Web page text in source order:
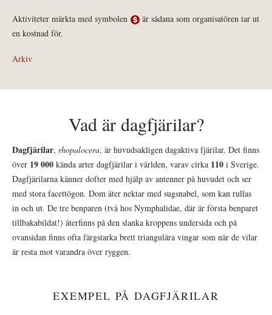
Aktiviteter märkta med symbolen
är sådana som organisatören tar ut
en kostnad för.
Arkiv
Vad är dagfjärilar?
Dagfjärilar, rhopalocera, är huvudsakligen dagaktiva fjärilar. Det finns
över 19 000 kända arter dagfjärilar i världen, varav cirka 110 i Sverige.
Dagfjärilarna känner dofter med hjälp av antenner på huvudet och ser
med stora facettögon. Dom äter nektar med sugsnabel, som kan rullas
in och ut. De tre benparen (två hos Nymphalidae, där är första benparet
tillbakabildat!) återfinns på den slanka kroppens undersida och på
ovansidan finns ofta färgstarka brett triangulära vingar som när de vilar
är resta mot varandra över ryggen.
EXEMPEL PÅ DAGFJÄRILAR